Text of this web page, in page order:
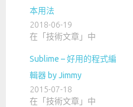
本用法
2018-06-19
在「技術文章」中
Sublime – 好用的程式編
輯器 by Jimmy
2015-07-18
在「技術文章」中